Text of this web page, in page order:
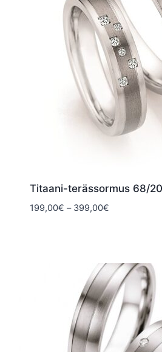
Titaani-terässormus 68/
199,00€ – 399,00€Hintaluokka: